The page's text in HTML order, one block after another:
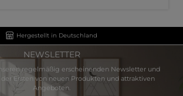
Hergestellt in Deutschland
NEWSLETTER
regelmäßig erscheinenden Newsletter und
der Ersten von neuen Produkten und attraktiven
Angeboten.